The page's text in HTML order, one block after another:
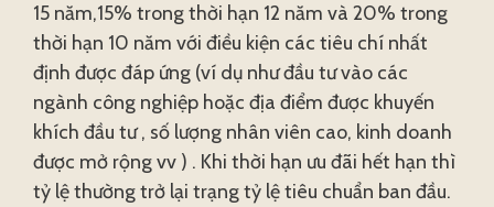
15 năm,15% trong thời hạn 12 năm và 20% trong
thời hạn 10 năm với điều kiện các tiêu chí nhất
định được đáp ứng (ví dụ như đầu tư vào các
ngành công nghiệp hoặc địa điểm được khuyến
khích đầu tư , số lượng nhân viên cao, kinh doanh
được mở rộng vv ) . Khi thời hạn ưu đãi hết hạn thì
tỷ lệ thường trở lại trạng tỷ lệ tiêu chuẩn ban đầu.